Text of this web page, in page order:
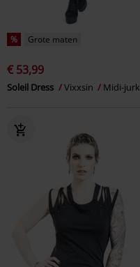
% Grote maten
€ 53,99
Soleil Dress Vixxsin Midi-jurk